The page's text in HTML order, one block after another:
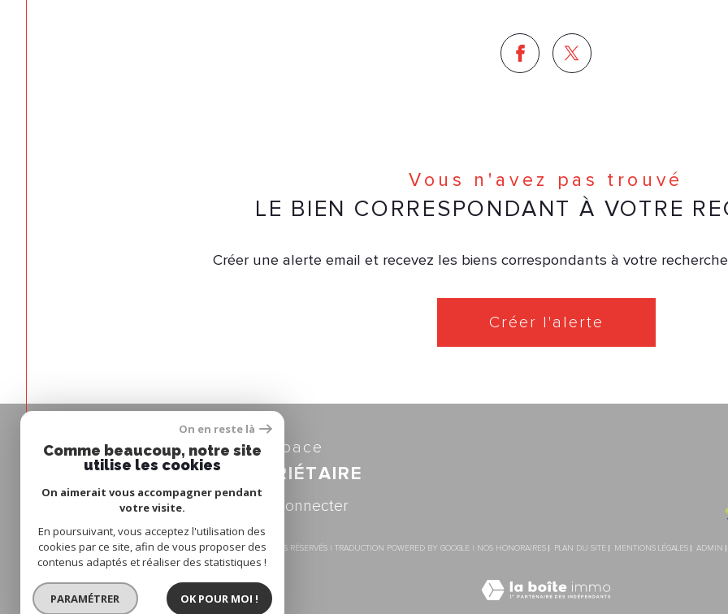
Vous n'avez pas trouvé
LE BIEN CORRESPONDANT À VOTRE
Créer une alerte email et recevez les biens correspondants à votre
Créer l'alerte
Espace
PROPRIÉTAIRE
se connecter
© 2026 | TOUS DROITS RÉSERVÉS | TRADUCTION POWERED BY GOOGLE | NOS HONORAIRES PLAN DU SITE MENTIONS LÉGALES ADMIN
On en reste là
Comme beaucoup, notre site
utilise les cookies
On aimerait vous accompagner pendant
votre visite.
En poursuivant, vous acceptez l'utilisation des
cookies par ce site, afin de vous proposer des
contenus adaptés et réaliser des statistiques !
PARAMÉTRER OK POUR MOI !